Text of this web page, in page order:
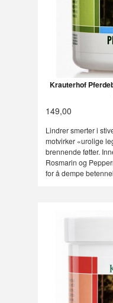
Krauterhof
149,00
Lindrer smerter i
motvirker «urolige
brennende føtter.
Rosmarin og
for å dempe